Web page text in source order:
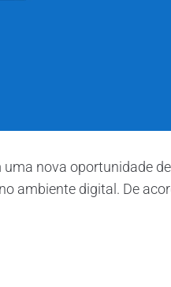
nova oportunidade
digital. De